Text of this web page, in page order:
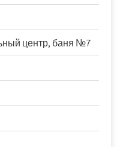
центр, баня №7